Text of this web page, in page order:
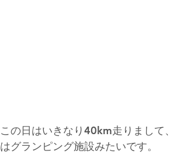
この日はいきなり40km走りまして
はグランピング施設みたいです。